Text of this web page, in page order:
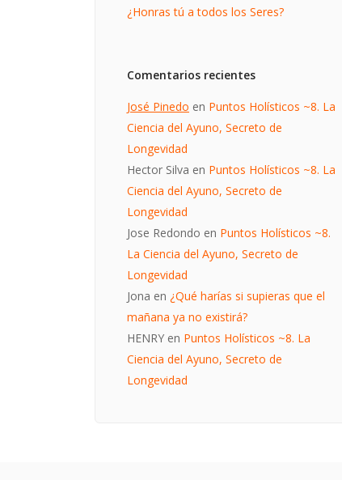
¿Honras tú a todos los Seres?
Comentarios recientes
José Pinedo en Puntos Holísticos ~8. La
Ciencia del Ayuno, Secreto de
Longevidad
Hector Silva en Puntos Holísticos ~8. La
Ciencia del Ayuno, Secreto de
Longevidad
Jose Redondo en Puntos Holísticos ~8.
La Ciencia del Ayuno, Secreto de
Longevidad
Jona en ¿Qué harías si supieras que el
mañana ya no existirá?
HENRY en Puntos Holísticos ~8. La
Ciencia del Ayuno, Secreto de
Longevidad